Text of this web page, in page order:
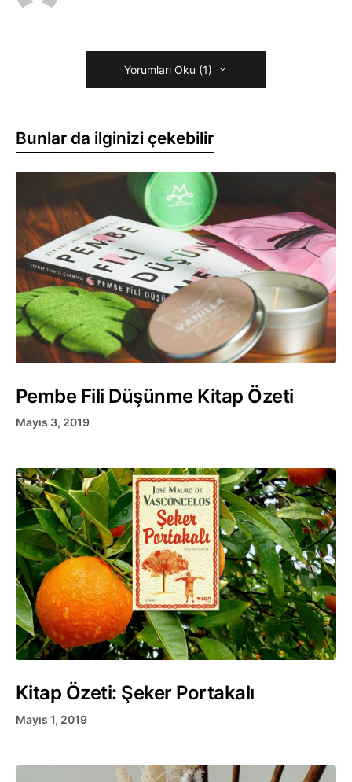
Yorumları Oku (1)
Bunlar da ilginizi çekebilir
Pembe Fili Düşünme Kitap Özeti
Mayıs 3, 2019
Kitap Özeti: Şeker Portakalı
Mayıs 1, 2019